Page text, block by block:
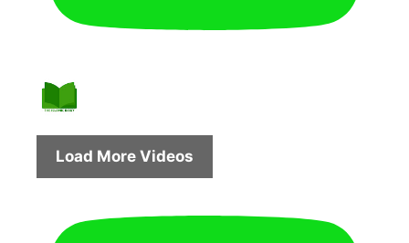
Load More Videos